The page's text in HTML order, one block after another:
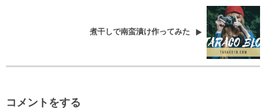
煮干しで南蛮漬け作ってみた
コメントをする